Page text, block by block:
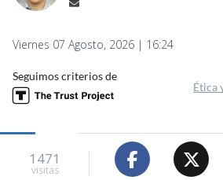
Viernes 07 Agosto, 2026 | 16:24
Seguimos criterios de
Ética
1471
visitas